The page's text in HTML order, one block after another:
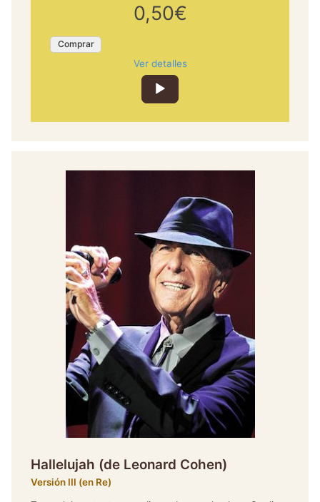
0,50€
Comprar
Ver detalles
Reproductor
de
audio
Hallelujah (de Leonard Cohen)
Versión III (en Re)